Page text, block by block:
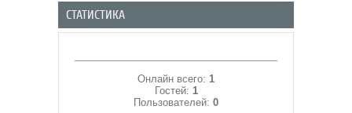
СТАТИСТИКА
Онлайн всего: 1
Гостей: 1
Пользователей: 0